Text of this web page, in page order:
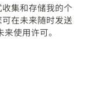
集和存储我的个
在未来随时发送
使用许可。